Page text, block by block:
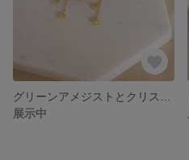
展示中